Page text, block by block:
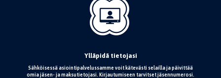
Ylläpidä tietojasi
Sähköisessä asiointipalvelussamme voit kätevästi selailla ja päivittää
omia jäsen- ja maksutietojasi. Kirjautumiseen tarvitset jäsennumerosi.